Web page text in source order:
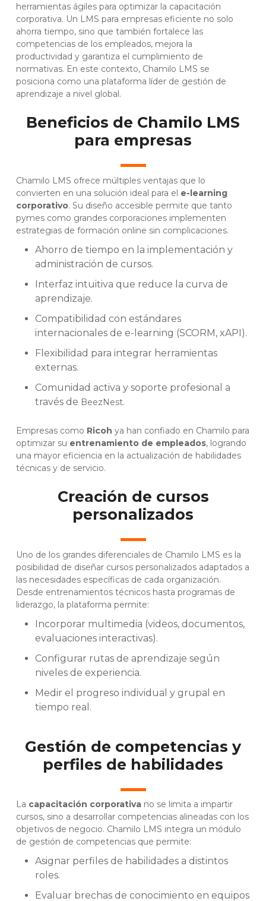
herramientas ágiles para optimizar la capacitación
corporativa. Un LMS para empresas eficiente no solo
ahorra tiempo, sino que también fortalece las
competencias de los empleados, mejora la
productividad y garantiza el cumplimiento de
normativas. En este contexto, Chamilo LMS se
posiciona como una plataforma líder de gestión de
aprendizaje a nivel global.
Beneficios de Chamilo LMS
para empresas
Chamilo LMS ofrece múltiples ventajas que lo
convierten en una solución ideal para el e-learning
corporativo. Su diseño accesible permite que tanto
pymes como grandes corporaciones implementen
estrategias de formación online sin complicaciones.
Ahorro de tiempo en la implementación y
administración de cursos.
Interfaz intuitiva que reduce la curva de
aprendizaje.
Compatibilidad con estándares
internacionales de e-learning (SCORM, xAPI).
Flexibilidad para integrar herramientas
externas.
Comunidad activa y soporte profesional a
través de BeezNest.
Empresas como Ricoh ya han confiado en Chamilo para
optimizar su entrenamiento de empleados, logrando
una mayor eficiencia en la actualización de habilidades
técnicas y de servicio.
Creación de cursos
personalizados
Uno de los grandes diferenciales de Chamilo LMS es la
posibilidad de diseñar cursos personalizados adaptados a
las necesidades específicas de cada organización.
Desde entrenamientos técnicos hasta programas de
liderazgo, la plataforma permite:
Incorporar multimedia (videos, documentos,
evaluaciones interactivas).
Configurar rutas de aprendizaje según
niveles de experiencia.
Medir el progreso individual y grupal en
tiempo real.
Gestión de competencias y
perfiles de habilidades
La capacitación corporativa no se limita a impartir
cursos, sino a desarrollar competencias alineadas con los
objetivos de negocio. Chamilo LMS integra un módulo
de gestión de competencias que permite:
Asignar perfiles de habilidades a distintos
roles.
Evaluar brechas de conocimiento en equipos